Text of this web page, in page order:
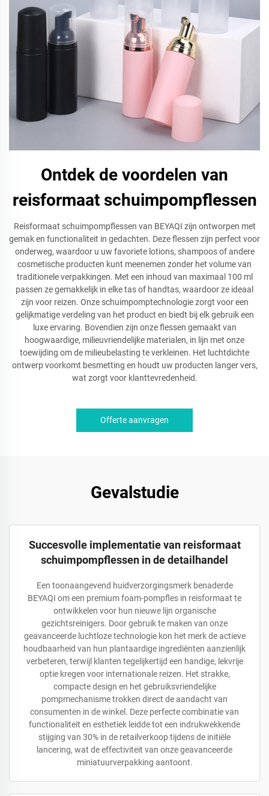
Ontdek de voordelen van
reisformaat schuimpompflessen
Reisformaat schuimpompflessen van BEYAQI zijn ontworpen met
gemak en functionaliteit in gedachten. Deze flessen zijn perfect voor
onderweg, waardoor u uw favoriete lotions, shampoos of andere
cosmetische producten kunt meenemen zonder het volume van
traditionele verpakkingen. Met een inhoud van maximaal 100 ml
passen ze gemakkelijk in elke tas of handtas, waardoor ze ideaal
zijn voor reizen. Onze schuimpomptechnologie zorgt voor een
gelijkmatige verdeling van het product en biedt bij elk gebruik een
luxe ervaring. Bovendien zijn onze flessen gemaakt van
hoogwaardige, milieuvriendelijke materialen, in lijn met onze
toewijding om de milieubelasting te verkleinen. Het luchtdichte
ontwerp voorkomt besmetting en houdt uw producten langer vers,
wat zorgt voor klanttevredenheid.
Offerte aanvragen
Gevalstudie
Succesvolle implementatie van reisformaat
schuimpompflessen in de detailhandel
Een toonaangevend huidverzorgingsmerk benaderde
BEYAQI om een premium foam-pompfles in reisformaat te
ontwikkelen voor hun nieuwe lijn organische
gezichtsreinigers. Door gebruik te maken van onze
geavanceerde luchtloze technologie kon het merk de actieve
houdbaarheid van hun plantaardige ingrediënten aanzienlijk
verbeteren, terwijl klanten tegelijkertijd een handige, lekvrije
optie kregen voor internationale reizen. Het strakke,
compacte design en het gebruiksvriendelijke
pompmechanisme trokken direct de aandacht van
consumenten in de winkel. Deze perfecte combinatie van
functionaliteit en esthetiek leidde tot een indrukwekkende
stijging van 30% in de retailverkoop tijdens de initiële
lancering, wat de effectiviteit van onze geavanceerde
miniatuurverpakking aantoont.